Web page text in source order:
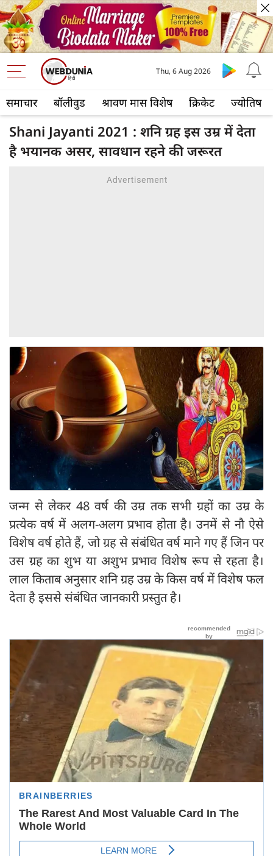
समाचार बॉलीवुड श्रावण मास विशेष क्रिकेट ज्योतिष
Thu, 6 Aug 2026
Shani Jayanti 2021 : शनि ग्रह इस उम्र में देता
है भयानक असर, सावधान रहने की जरूरत
जन्म से लेकर 48 वर्ष की उम्र तक सभी ग्रहों का उम्र के
प्रत्येक वर्ष में अलग-अलग प्रभाव होता है। उनमें से नौ ऐसे
विशेष वर्ष होते हैं, जो ग्रह से संबंधित वर्ष माने गए हैं जिन पर
उस ग्रह का शुभ या अशुभ प्रभाव विशेष रूप से रहता है।
लाल किताब अनुसार शनि ग्रह उम्र के किस वर्ष में विशेष फल
देता है इससे संबंधित जानकारी प्रस्तुत है।